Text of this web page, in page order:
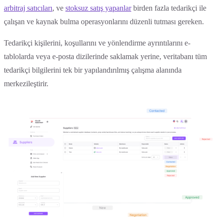
arbitraj satıcıları, ve stoksuz satış yapanlarbirden fazla tedarikçi ile
çalışan ve kaynak bulma operasyonlarını düzenli tutması gereken.
Tedarikçi kişilerini, koşullarını ve yönlendirme ayrıntılarını e-
tablolarda veya e-posta dizilerinde saklamak yerine, veritabanı tüm
tedarikçi bilgilerini tek bir yapılandırılmış çalışma alanında
merkezileştirir.